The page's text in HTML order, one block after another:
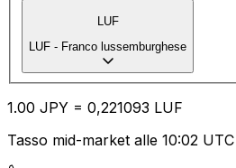
LUF
LUF - Franco lussemburghese
1.00 JPY = 0,221093 LUF
Tasso mid-market alle 10:02 UTC